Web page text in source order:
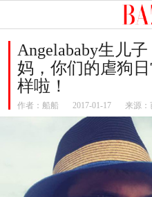
Angelababy生儿
妈，你们的虐狗
样啦！
作者： 船船 2017-01-17 来源：